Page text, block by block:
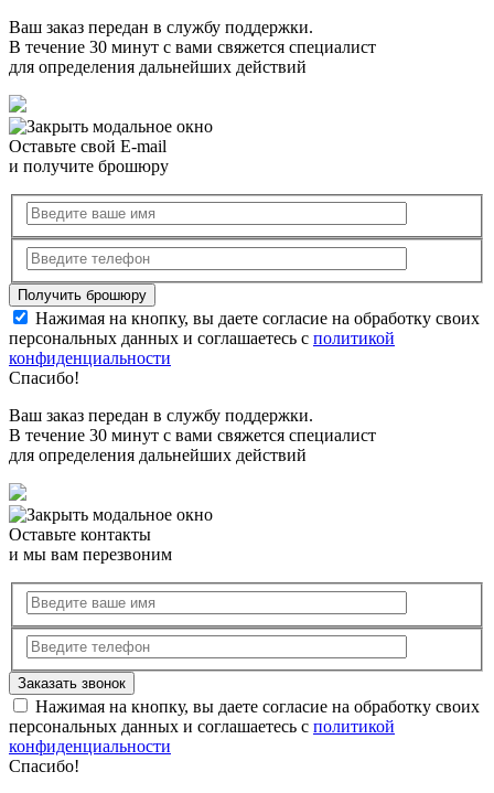
Ваш заказ передан в службу поддержки.
В течение 30 минут с вами свяжется специалист
для определения дальнейших действий
Оставьте свой E-mail
и получите брошюру
Нажимая на кнопку, вы даете согласие на обработку своих
персональных данных и соглашаетесь с политикой
конфиденциальности
Спасибо!
Ваш заказ передан в службу поддержки.
В течение 30 минут с вами свяжется специалист
для определения дальнейших действий
Оставьте контакты
и мы вам перезвоним
Нажимая на кнопку, вы даете согласие на обработку своих
персональных данных и соглашаетесь с политикой
конфиденциальности
Спасибо!